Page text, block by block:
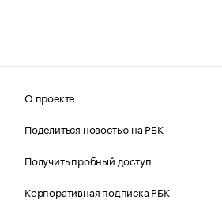
О проекте
Поделиться новостью на РБК
Получить пробный доступ
Корпоративная подписка РБК